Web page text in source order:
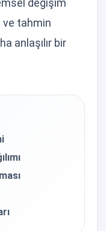
değişim
ve tahmin
anlaşılır bir